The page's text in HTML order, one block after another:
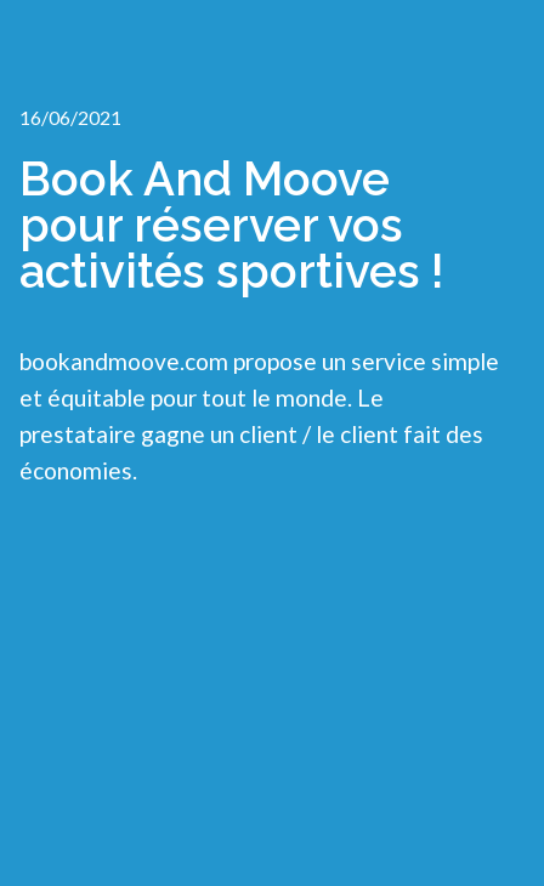
16/06/2021
Book And Moove
pour réserver vos
activités sportives !
bookandmoove.com propose un service simple
et équitable pour tout le monde. Le
prestataire gagne un client / le client fait des
économies.